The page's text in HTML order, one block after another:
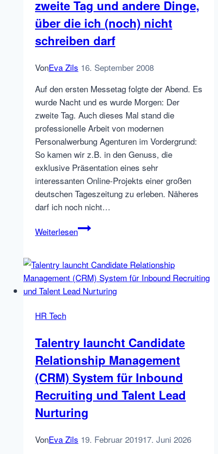
zweite Tag und andere Dinge,
über die ich (noch) nicht
schreiben darf
VonEva Zils 16. September 2008
Auf den ersten Messetag folgte der Abend. Es
wurde Nacht und es wurde Morgen: Der
zweite Tag. Auch dieses Mal stand die
professionelle Arbeit von modernen
Personalwerbung Agenturen im Vordergrund:
So kamen wir z.B. in den Genuss, die
exklusive Präsentation eines sehr
interessanten Online-Projekts einer großen
deutschen Tageszeitung zu erleben. Näheres
darf ich noch nicht…
WeiterlesenZukunft
–
Der
zweite
Dinge,
über
die
ich
(noch)
nicht
darf
HR Tech
Talentry launcht Candidate
Relationship Management
(CRM) System für Inbound
Recruiting und Talent Lead
Nurturing
VonEva Zils 19. Februar 201917. Juni 2026